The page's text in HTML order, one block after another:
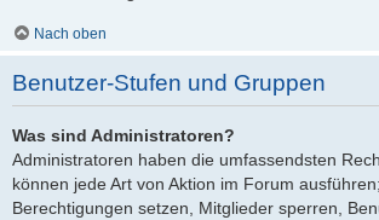
Nach oben
Benutzer-Stufen und Gruppen
Was sind Administratoren?
Administratoren haben die umfassendsten
können jede Art von Aktion im Forum
Berechtigungen setzen, Mitglieder sperren,